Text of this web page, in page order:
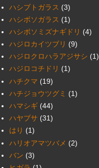
ハシブトガラス (3)
ハシボソガラス (1)
ハシボソミズナギドリ (4)
ハジロカイツブリ (9)
ハジロクロハラアジサシ (1)
ハジロコチドリ (1)
ハチクマ (19)
ハチジョウツグミ (1)
ハマシギ (44)
ハヤブサ (31)
はり (1)
ハリオアマツバメ (2)
バン (3)